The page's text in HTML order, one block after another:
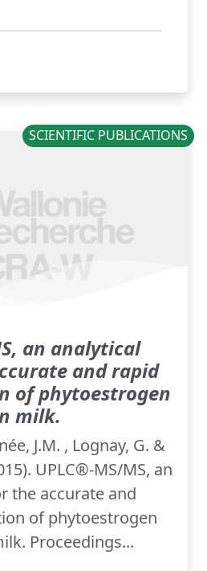
SCIENTIFIC PUBLICATIONS
an analytical
and rapid
of phytoestrogen
milk.
J.M. , Lognay, G. &
UPLC®-MS/MS, an
the accurate and
of phytoestrogen
Proceedings...